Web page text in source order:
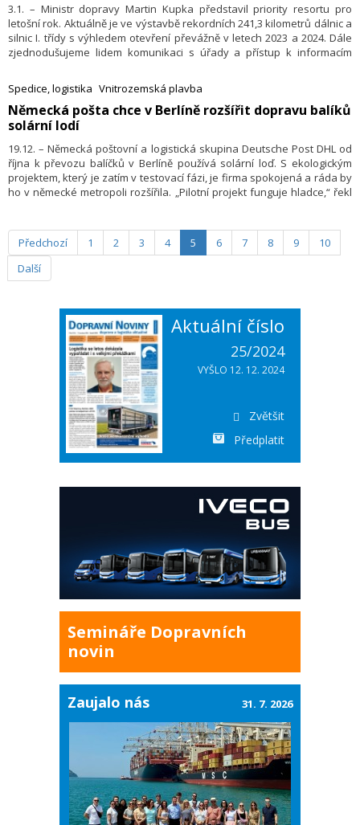
3.1. – Ministr dopravy Martin Kupka představil priority resortu pro
letošní rok. Aktuálně je ve výstavbě rekordních 241,3 kilometrů dálnic a
silnic I. třídy s výhledem otevření převážně v letech 2023 a 2024. Dále
zjednodušujeme lidem komunikaci s úřady a přístup k informacím
jsme zpřehlednění bodového systému a chystáme se na zrušení
velkých techničáků od počátku roku 2024. Pokračuje i příprava
dálničních staveb: např. na D 35 se nyní hledá zhotovitel hned
4 dalších úseků směrem k Mohelnici.
Spedice, logistika Vnitrozemská plavba
​Německá pošta chce v Berlíně rozšířit dopravu balíků
solární lodí
19.12. – Německá poštovní a logistická skupina Deutsche Post DHL od
října k převozu balíčků v Berlíně používá solární loď. S ekologickým
projektem, který je zatím v testovací fázi, je firma spokojená a ráda by
ho v německé metropoli rozšířila. „Pilotní projekt funguje hladce,“ řekl
bezemisních poštovních plavidel. Zhruba po dvou měsících provozu
nyní oznámil, že poštovní společnost by v Berlíně na Sprévě a jejích
kanálech chtěla využívat ještě další solární loď.
Předchozí 1 2 3 4 5 6 7 8 9
10
Další
Aktuální číslo
25/2024
VYŠLO 12. 12. 2024
Zvětšit
Předplatit
Semináře Dopravních
novin
Zaujalo nás 31. 7. 2026